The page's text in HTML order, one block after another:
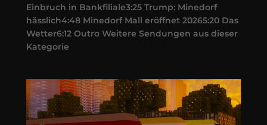
Einbruch in Bankfiliale3:25 Trump: Minedorf
hässlich4:48 Minedorf Mall eröffnet 20265:20 Das
Wetter6:12 Outro Weitere Sendungen aus dieser
Kategorie